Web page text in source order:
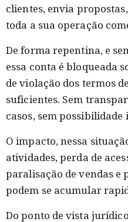
clientes, envia
toda a sua operação
De forma repentina, e
essa conta é bloqueada
de violação dos termos
suficientes. Sem
casos, sem
O impacto, nessa
atividades, perda de
paralisação de vendas e
podem se acumular
Do ponto de vista